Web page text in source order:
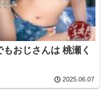
おじさんは 桃瀬く
2025.06.07